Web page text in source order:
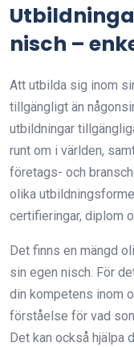
nisch –
Att utbilda sig inom
tillgängligt än
utbildningar
runt om i världen,
företags- och
olika
certifieringar, diplom
Det finns en mängd
sin egen nisch. För
din kompetens inom
förståelse för vad
Det kan också hjälpa